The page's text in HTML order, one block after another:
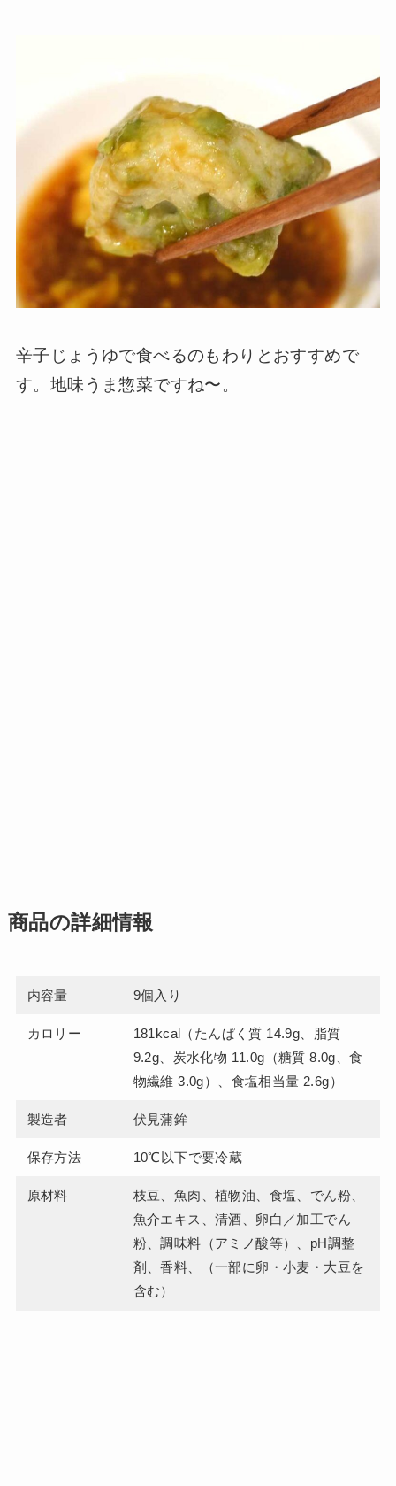
辛子じょうゆで食べるのもわりとおすすめで
す。地味うま惣菜ですね〜。
商品の詳細情報
内容量 9個入り
カロリー
181kcal（たんぱく質 14.9g、脂質
9.2g、炭水化物 11.0g（糖質 8.0g、食
物繊維 3.0g）、食塩相当量 2.6g）
製造者 伏見蒲鉾
保存方法 10℃以下で要冷蔵
原材料
枝豆、魚肉、植物油、食塩、でん粉、
魚介エキス、清酒、卵白／加工でん
粉、調味料（アミノ酸等）、pH調整
剤、香料、（一部に卵・小麦・大豆を
含む）